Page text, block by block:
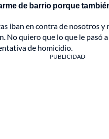
de barrio porque
iban en contra de nosotros
No quiero que lo que le pasó
de homicidio.
PUBLICIDAD